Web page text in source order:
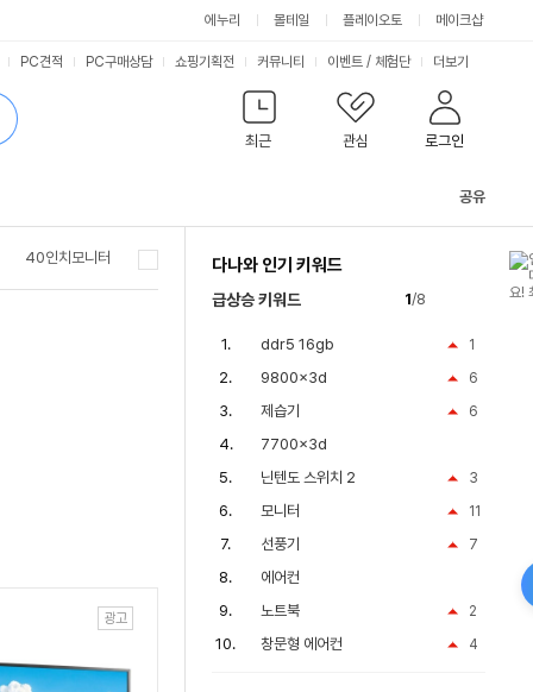
에누리 몰테일 플레이오토 메이크샵
최근 관심 로그인
PC견적 PC구매상담 쇼핑기획전 커뮤니티 이벤트 / 체험단 더보기
공유
40인치모니터
다나와 인기 키워드
급상승 키워드 1/8
1
ddr5 16gb
6
9800x3d
6
제습기
7700x3d
3
닌텐도 스위치 2
11
모니터
7
선풍기
에어컨
2
노트북
4
창문형 에어컨